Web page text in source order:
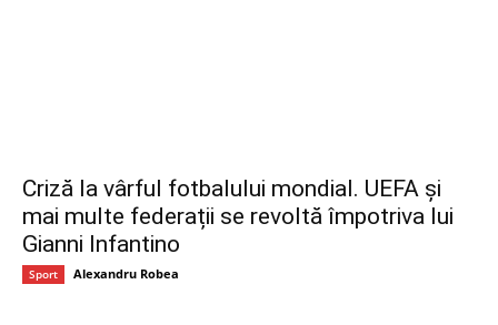
Criză la vârful fotbalului mondial. UEFA și
mai multe federații se revoltă împotriva lui
Gianni Infantino
Sport Alexandru Robea